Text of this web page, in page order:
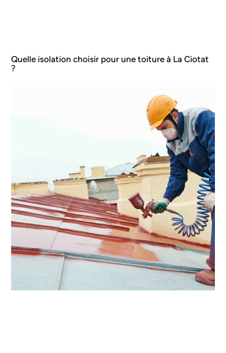
Quelle isolation choisir pour une toiture à La Ciotat
?